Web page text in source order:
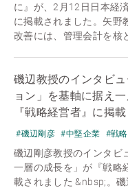
に』が、2月12日日本経
に掲載されました。矢野
改善には、管理会計を核
磯辺教授のインタビ
ョン」を基軸に据え
『戦略経営者』に掲
#磯辺剛彦 #中堅企業 #戦
磯辺剛彦教授のインタビ
一層の成長を」が『戦略
載されました &nbsp;。